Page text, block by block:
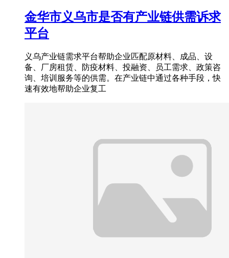
金华市义乌市是否有产业链供需诉求
平台
义乌产业链需求平台帮助企业匹配原材料、成品、设
备、厂房租赁、防疫材料、投融资、员工需求、政策咨
询、培训服务等的供需。在产业链中通过各种手段，快
速有效地帮助企业复工